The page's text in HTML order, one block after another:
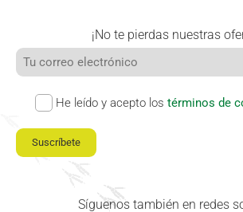
¡No te pierdas nuestras
He leído y acepto los términos de
Suscríbete
Síguenos también en redes
Butlletins
Diari de la Fundació
Fundesplai als mitjans
Xarxes socials
Butlletins
Diari de la Fundació
Fundesplai als mitjans
Xarxes socials